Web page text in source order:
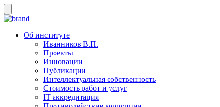
Об институте
Иванников В.П.
Проекты
Инновации
Публикации
Интеллектуальная собственность
Стоимость работ и услуг
IT аккредитация